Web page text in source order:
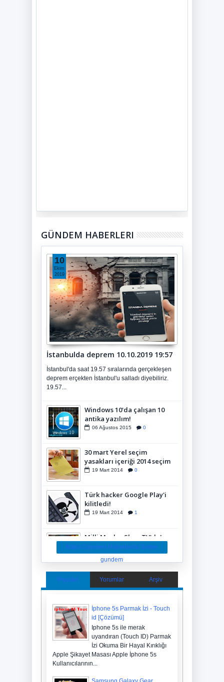
GÜNDEM HABERLERI
İstanbulda deprem 10.10.2019 19:57
10
Ekim
2019
İstanbul'da saat 19.57 sıralarında gerçekleşen
deprem erçekten İstanbul'u salladı diyebiliriz.
19.57...
Windows 10'da çalışan 10
antika yazılım!
06 Ağustos 2015 0
30 mart Yerel seçim
yasakları içeriği 2014 seçim
anketleri yasaklandı
19 Mart 2014 0
Türk hacker Google Play'i
kilitledi!
19 Mart 2014 1
Milli Maçlar ShowTV'de!
24 Şubat 2014 0
Galatasaray Beşiktaş'ı yıktı!
22 Şubat 2014 0
Taksim Kazancı Yokuşunda
Patlama
17 Şubat 2014 0
Galatasaray Real Madrid
Bütün Gündem Haberlerini Göster
gundem
Popüler Yorumlar Arşiv
İphone 5s Parmak İzi - Touch
id [Çözümü]
Iphone 5s ile merak
uyandıran (Touch ID) Parmak
İzi Okuma Bir Hayal Kırıklığı
Apple Şikayet Masası Apple İphone 5s
Kullanıcılarının...